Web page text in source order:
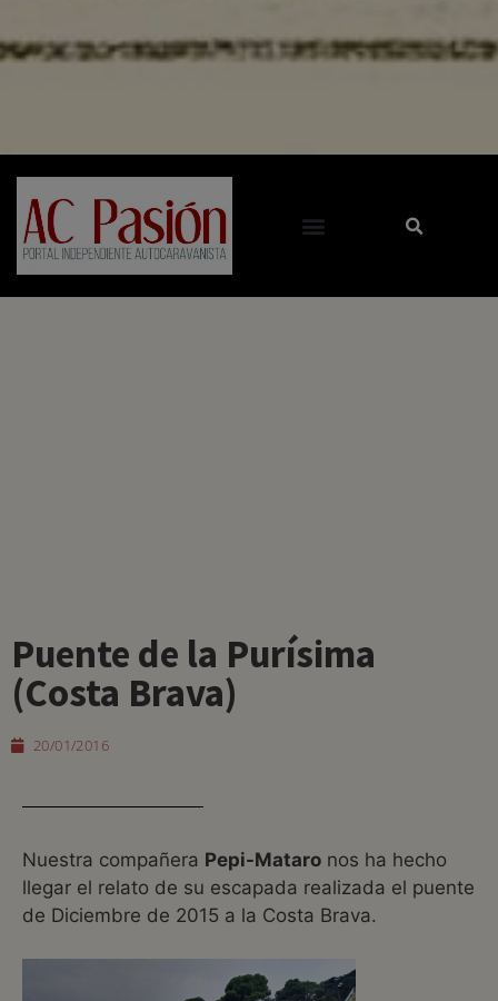
Puente de la Purísima
(Costa Brava)
20/01/2016
Nuestra compañera Pepi-Mataro nos ha hecho
llegar el relato de su escapada realizada el puente
de Diciembre de 2015 a la Costa Brava.